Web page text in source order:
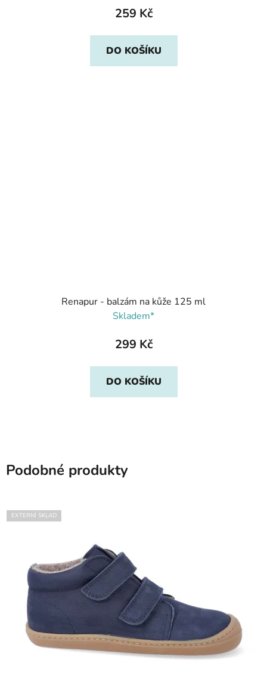
259 Kč
DO KOŠÍKU
Renapur - balzám na kůže 125 ml
Skladem*
299 Kč
DO KOŠÍKU
Podobné produkty
EXTERNÍ SKLAD